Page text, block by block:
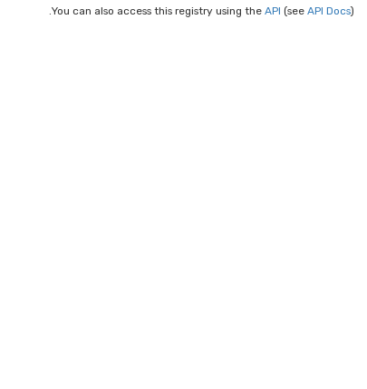
You can also access this registry using the API (see API Docs).